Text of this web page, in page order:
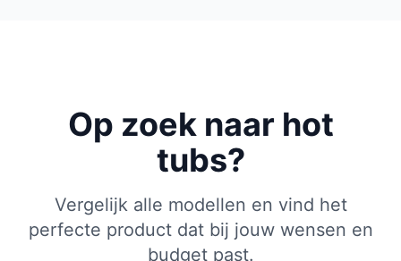
Op zoek naar hot
tubs?
Vergelijk alle modellen en vind het
perfecte product dat bij jouw wensen en
budget past.